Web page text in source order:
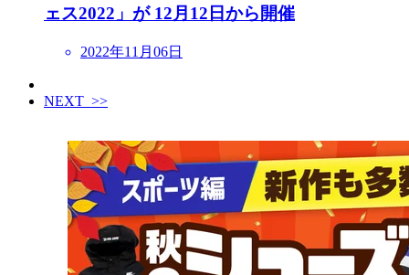
ェス2022」が 12月12日から開催
2022年11月06日
NEXT >>